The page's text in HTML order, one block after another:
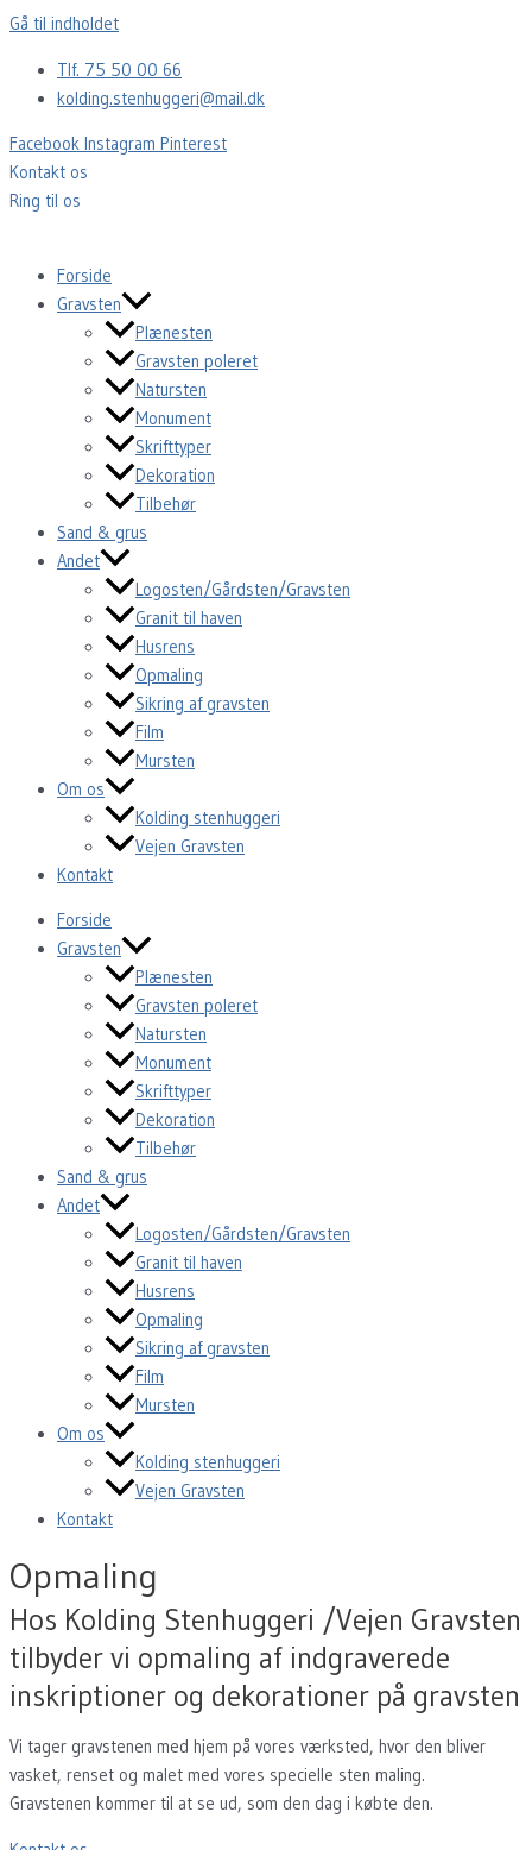
Gå til indholdet
Tlf. 75 50 00 66
kolding.stenhuggeri@mail.dk
Facebook Instagram Pinterest
Kontakt os
Ring til os
Forside
Gravsten
Plænesten
Gravsten poleret
Natursten
Monument
Skrifttyper
Dekoration
Tilbehør
Sand & grus
Andet
Logosten/Gårdsten/Gravsten
Granit til haven
Husrens
Opmaling
Sikring af gravsten
Film
Mursten
Om os
Kolding stenhuggeri
Vejen Gravsten
Kontakt
Forside
Gravsten
Plænesten
Gravsten poleret
Natursten
Monument
Skrifttyper
Dekoration
Tilbehør
Sand & grus
Andet
Logosten/Gårdsten/Gravsten
Granit til haven
Husrens
Opmaling
Sikring af gravsten
Film
Mursten
Om os
Kolding stenhuggeri
Vejen Gravsten
Kontakt
Opmaling
Hos Kolding Stenhuggeri /Vejen Gravsten
tilbyder vi opmaling af indgraverede
inskriptioner og dekorationer på gravsten
Vi tager gravstenen med hjem på vores værksted, hvor den bliver
vasket, renset og malet med vores specielle sten maling.
Gravstenen kommer til at se ud, som den dag i købte den.